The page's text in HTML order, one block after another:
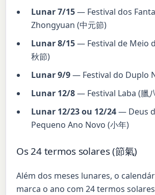
Lunar 7/15— Festival dos
Zhongyuan (中元節)
Lunar 8/15— Festival de Meio
秋節)
Lunar 9/9— Festival do Duplo
Lunar 12/8— Festival Laba (臘
Lunar 12/23 ou 12/24— Deus
Pequeno Ano Novo (小年)
Os 24 termos solares (節氣)
Além dos meses lunares, o
marca o ano com 24 termos